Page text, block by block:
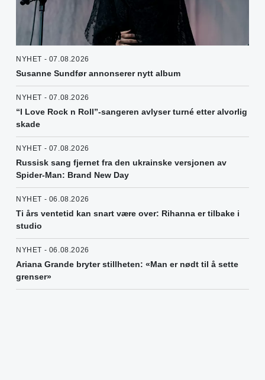
NYHET - 07.08.2026
Susanne Sundfør annonserer nytt album
NYHET - 07.08.2026
“I Love Rock n Roll”-sangeren avlyser turné etter alvorlig
skade
NYHET - 07.08.2026
Russisk sang fjernet fra den ukrainske versjonen av
Spider-Man: Brand New Day
NYHET - 06.08.2026
Ti års ventetid kan snart være over: Rihanna er tilbake i
studio
NYHET - 06.08.2026
Ariana Grande bryter stillheten: «Man er nødt til å sette
grenser»